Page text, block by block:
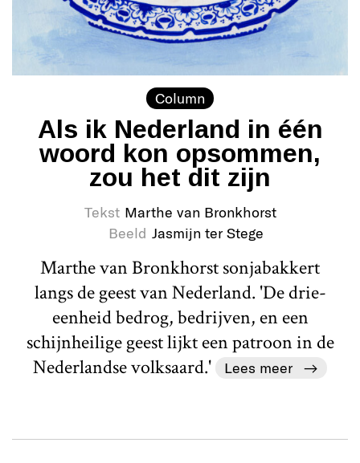
Column
Als ik Nederland in één
woord kon opsommen,
zou het dit zijn
Tekst Marthe van Bronkhorst
Beeld Jasmijn ter Stege
Marthe van Bronkhorst sonjabakkert
langs de geest van Nederland. 'De drie-
eenheid bedrog, bedrijven, en een
schijnheilige geest lijkt een patroon in de
Nederlandse volksaard.'
Lees meer